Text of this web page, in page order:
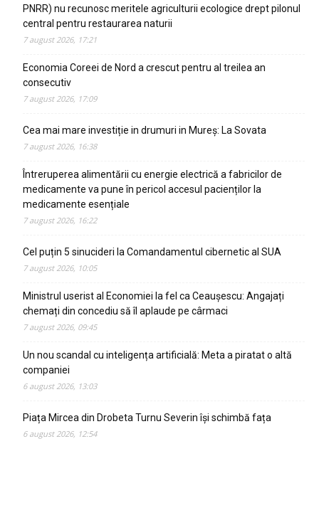
PNRR) nu recunosc meritele agriculturii ecologice drept pilonul
central pentru restaurarea naturii
7 august 2026, 17:21
Economia Coreei de Nord a crescut pentru al treilea an
consecutiv
7 august 2026, 17:09
Cea mai mare investiție in drumuri in Mureș: La Sovata
7 august 2026, 16:38
Întreruperea alimentării cu energie electrică a fabricilor de
medicamente va pune în pericol accesul pacienților la
medicamente esențiale
7 august 2026, 16:22
Cel puțin 5 sinucideri la Comandamentul cibernetic al SUA
7 august 2026, 10:05
Ministrul userist al Economiei la fel ca Ceaușescu: Angajați
chemați din concediu să îl aplaude pe cârmaci
7 august 2026, 09:45
Un nou scandal cu inteligența artificială: Meta a piratat o altă
companiei
6 august 2026, 13:03
Piața Mircea din Drobeta Turnu Severin își schimbă fața
6 august 2026, 12:54